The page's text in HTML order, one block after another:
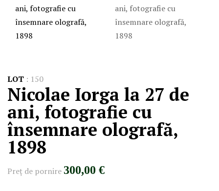
LOT : 150
Nicolae Iorga la 27 de
ani, fotografie cu
însemnare olografă,
1898
Preţ de pornire 300,00 €